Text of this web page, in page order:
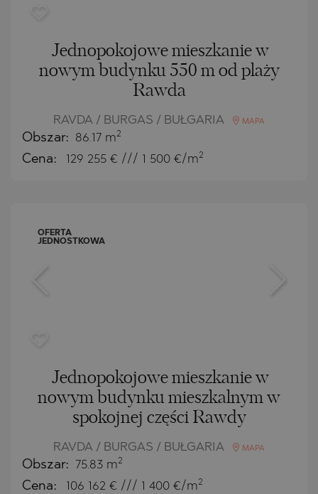
Jednopokojowe mieszkanie w
nowym budynku 550 m od plaży
Rawda
RAVDA / BURGAS / BUŁGARIA MAPA
Obszar: 86.17 m2
Cena: 129 255 € /// 1 500 €/m2
OFERTA
JEDNOSTKOWA
Jednopokojowe mieszkanie w
nowym budynku mieszkalnym w
spokojnej części Rawdy
RAVDA / BURGAS / BUŁGARIA MAPA
Obszar: 75.83 m2
Cena: 106 162 € /// 1 400 €/m2